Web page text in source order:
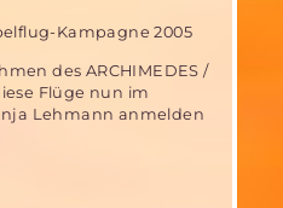
Kampagne 2005
des ARCHIMEDES /
Flüge nun im
Lehmann anmelden